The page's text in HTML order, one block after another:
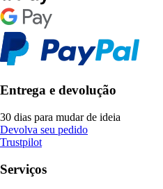
Entrega e devolução
30 dias para mudar de ideia
Devolva seu pedido
Trustpilot
Serviços